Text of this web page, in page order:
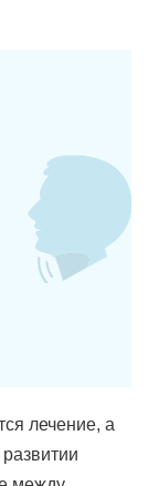
лечение, а